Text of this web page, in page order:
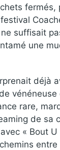
fermés,
suffisait
une
déjà
rare,
de sa
« Bout